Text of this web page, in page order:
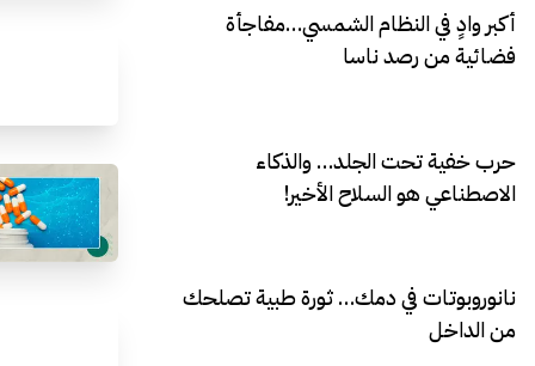
أكبر وادٍ في النظام الشمسي…مفاجأة
فضائية من رصد ناسا
حرب خفية تحت الجلد… والذكاء
الاصطناعي هو السلاح الأخير!
نانوروبوتات في دمك… ثورة طبية تصلحك
من الداخل